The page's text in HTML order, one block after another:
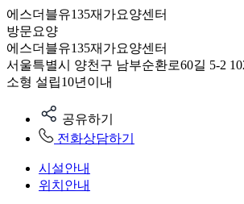
에스더블유135재가요양센터
방문요양
에스더블유135재가요양센터
서울특별시 양천구 남부순환로60길 5-2
소형 설립10년이내
공유하기
전화상담하기
시설안내
위치안내